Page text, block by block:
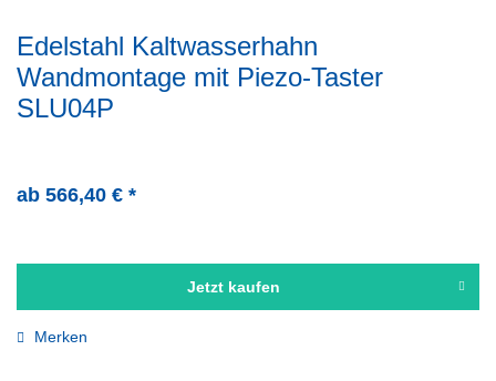
Edelstahl Kaltwasserhahn
Wandmontage mit Piezo-Taster
SLU04P
ab 566,40 € *
Jetzt kaufen
Merken